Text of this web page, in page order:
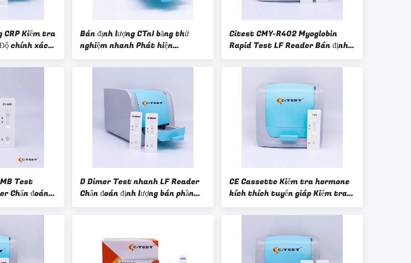
CRP Kiểm tra
chính xác
Bán định lượng CTnI băng thử
nghiệm nhanh Phát hiện
Troponin tim người I
Citest CMY-R402 Myoglobin
Rapid Test LF Reader Bán định
lượng
Test
Chẩn đoán
D Dimer Test nhanh LF Reader
Chẩn đoán định lượng bán phần
của DIC DVT PE
CE Cassette Kiểm tra hormone
kích thích tuyến giáp Kiểm tra
nhanh một bước với đầu đọc